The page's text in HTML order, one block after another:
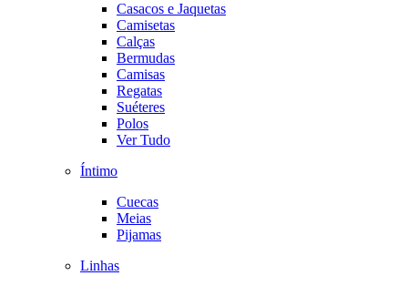
Casacos e Jaquetas
Camisetas
Calças
Bermudas
Camisas
Regatas
Suéteres
Polos
Ver Tudo
Íntimo
Cuecas
Meias
Pijamas
Linhas